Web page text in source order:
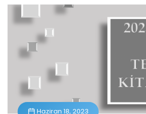
Haziran 18, 2023